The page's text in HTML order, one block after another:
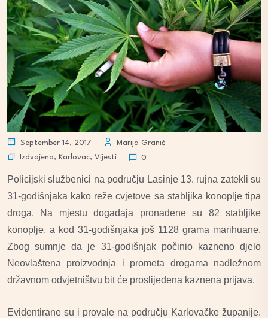
September 14, 2017
Marija Granić
Izdvojeno, Karlovac, Vijesti 0
Policijski službenici na području Lasinje 13. rujna zatekli su
31-godišnjaka kako reže cvjetove sa stabljika konoplje tipa
droga. Na mjestu događaja pronađene su 82 stabljike
konoplje, a kod 31-godišnjaka još 1128 grama marihuane.
Zbog sumnje da je 31-godišnjak počinio kazneno djelo
Neovlaštena proizvodnja i prometa drogama nadležnom
državnom odvjetništvu bit će proslijeđena kaznena prijava.
Evidentirane su i provale na području Karlovačke županije.